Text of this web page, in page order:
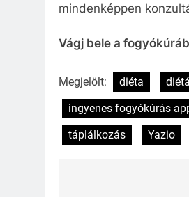
mindenképpen
Vágj bele a
Megjelölt: diéta
ingyenes fogyókúrás
táplálkozás
Yazio